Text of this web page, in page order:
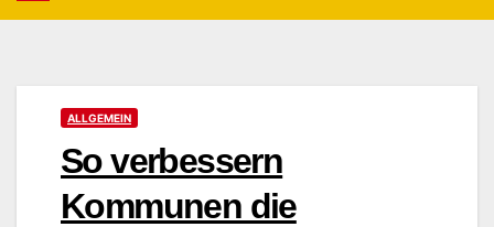
ALLGEMEIN
So verbessern
Kommunen die